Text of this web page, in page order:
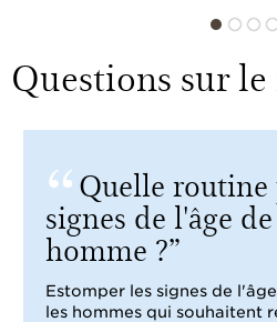
Questions sur
Quelle routine
signes de l'âge
homme ?
Estomper les signes de
les hommes qui souhaitent